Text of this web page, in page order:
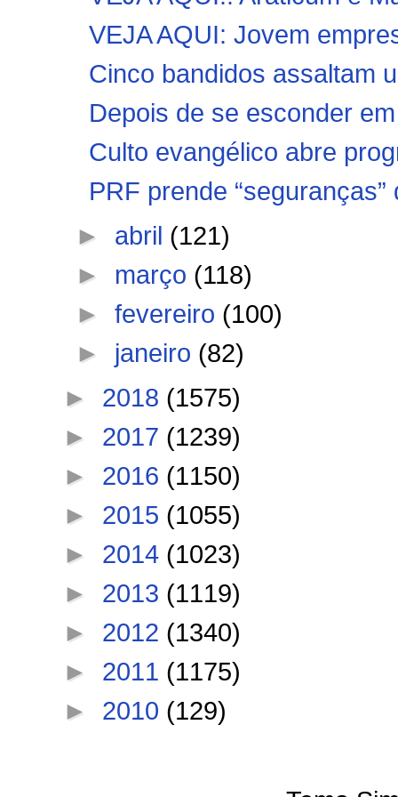
VEJA AQUI: Jovem
Cinco bandidos assaltam
Depois de se esconder
Culto evangélico abre
PRF prende
► abril (121)
► março (118)
►fevereiro (100)
► janeiro (82)
► 2018 (1575)
► 2017 (1239)
► 2016 (1150)
► 2015 (1055)
► 2014 (1023)
► 2013 (1119)
► 2012 (1340)
► 2011 (1175)
► 2010 (129)